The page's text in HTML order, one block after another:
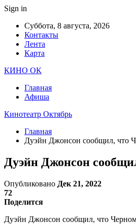
Sign in
Суббота, 8 августа, 2026
Контакты
Лента
Карта
КИНО ОК
Главная
Афиша
Кинотеатр Октябрь
Главная
Дуэйн Джонсон сообщил, что
Дуэйн Джонсон
Опубликовано Дек 21, 2022
72
Поделится
Дуэйн Джонсон сообщил, что